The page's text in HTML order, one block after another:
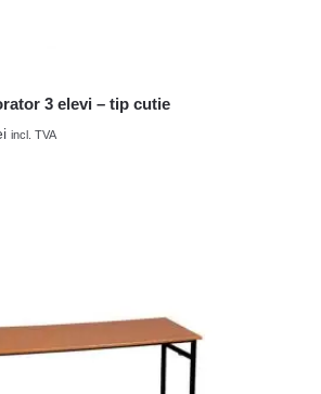
3 elevi – tip cutie
incl. TVA